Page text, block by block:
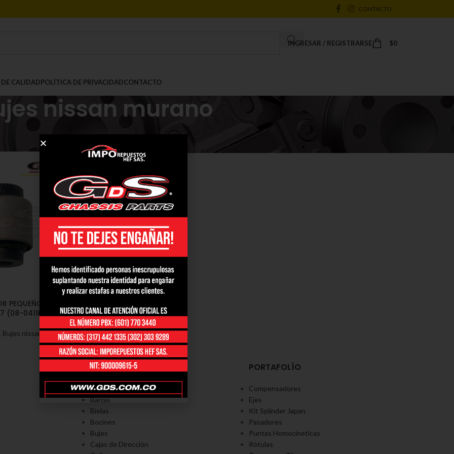
CONTACTO
INGRESAR / REGISTRARSE $0
CALIDADPOLÍTICA DE PRIVACIDADCONTACTO
nissan murano
PEQUEÑO NISSAN
(08-0419)
Bujes nissan murano
PORTAFOLÍO
Axiales
Barras
Bielas
Bocines
Bujes
Cajas de Dirección
PORTAFOLÍO
Compensadores
Ejes
Kit Splinder Japan
Pasadores
Puntas Homocineticas
Rótulas